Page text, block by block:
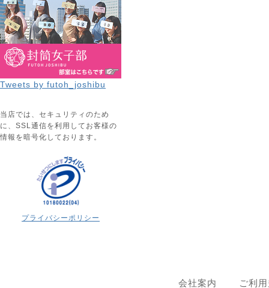
Tweets by futoh_joshibu
当店では、セキュリティのため
に、SSL通信を利用してお客様の
情報を暗号化しております。
プライバシーポリシー
会社案内 ご利